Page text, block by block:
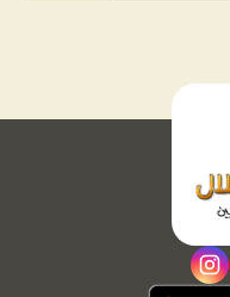
instagram